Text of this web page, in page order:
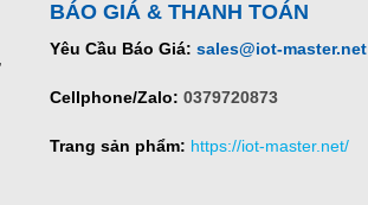
BÁO GIÁ & THANH TOÁN
Yêu Cầu Báo Giá: sales@iot-master.net
Cellphone/Zalo: 0379720873
Trang sản phẩm: https://iot-master.net/